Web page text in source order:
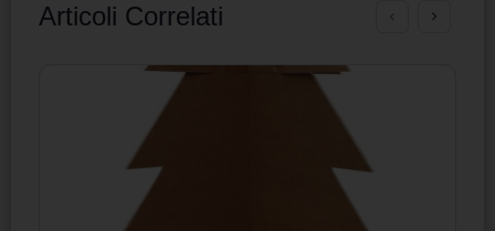
Articoli Correlati